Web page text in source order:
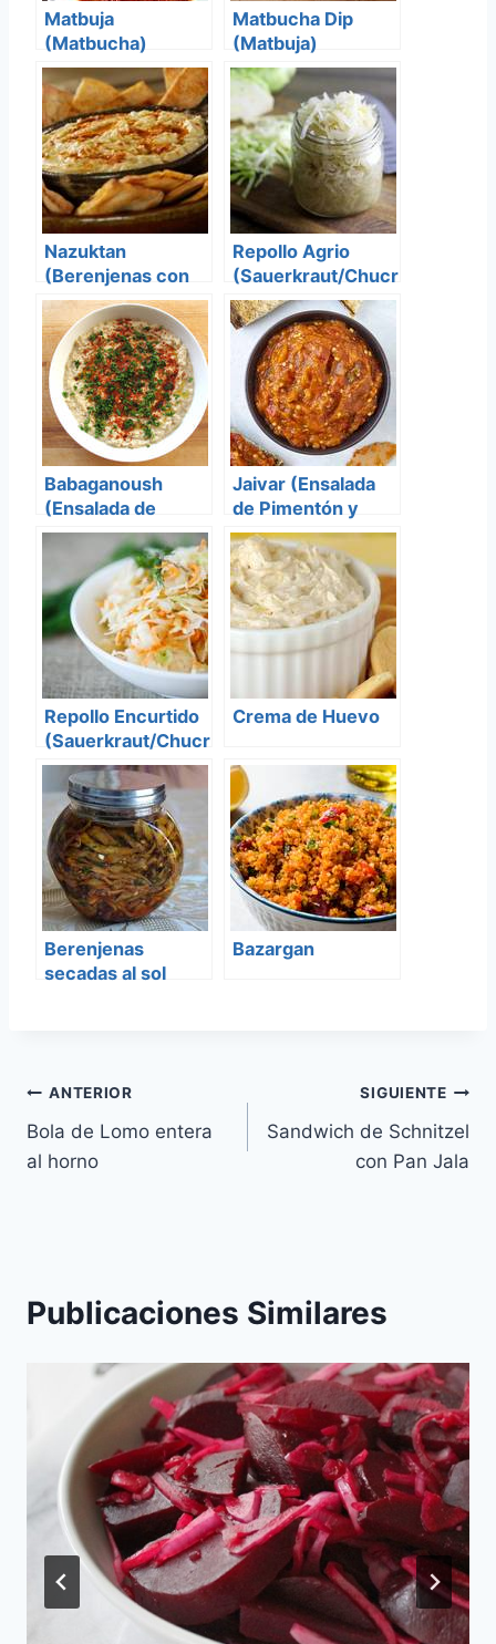
Matbuja
(Matbucha)
Matbucha Dip
(Matbuja)
Nazuktan
(Berenjenas con
Algarrobas)
Repollo Agrio
(Sauerkraut/Chucr
ut)
Babaganoush
(Ensalada de
Berenjena y Ajo
Asado)
Jaivar (Ensalada
de Pimentón y
Berenjenas)
Repollo Encurtido
(Sauerkraut/Chucr
ut)
Crema de Huevo
Berenjenas
secadas al sol
Bazargan
Navegación
de
ANTERIOR
Bola de Lomo entera
al horno
SIGUIENTE
Sandwich de Schnitzel
con Pan Jala
Publicaciones Similares